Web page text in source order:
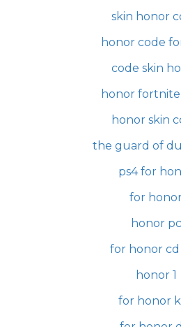
skin honor
honor code
code skin
honor
honor skin
the guard of
ps4 for
for
honor pc
for honor
honor 1
for honor